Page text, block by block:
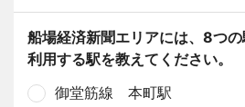
船場経済新聞エリアには、8つ
利用する駅を教えてください。
御堂筋線 本町駅